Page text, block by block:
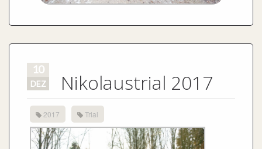
10
DEZ Nikolaustrial 2017
2017 Trial